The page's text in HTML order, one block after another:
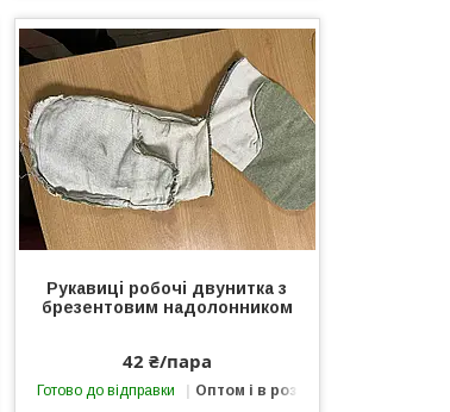
Рукавиці робочі двунитка з
брезентовим надолонником
42 ₴/пара
Готово до відправки Оптом і в роздріб